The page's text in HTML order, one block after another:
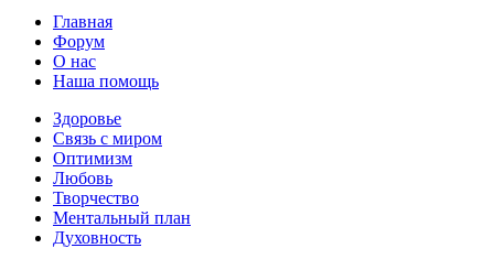
Главная
Форум
О нас
Наша помощь
Здоровье
Связь с миром
Оптимизм
Любовь
Творчество
Ментальный план
Духовность